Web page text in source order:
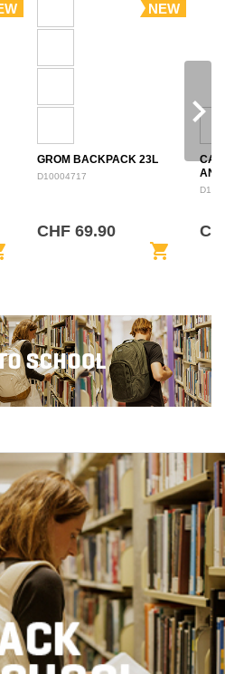
NEW
GROM BACKPACK 23L
D10004717
CHF 69.90
shopping_cart
navigate_next